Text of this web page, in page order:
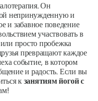
Он
непринужденную и
и забавное поведение
участвовать в
или просто пробежка
превращают каждое
событие, в котором
и радость. Если вы
к занятиям йогой с